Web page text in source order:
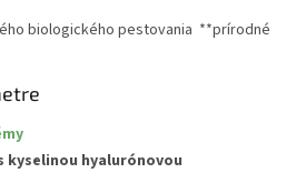
biologického pestovania **prírodné
kyselinou hyalurónovou